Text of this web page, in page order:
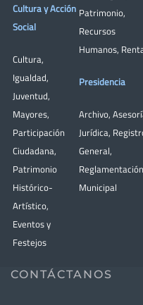
Cultura y Acción
Social
Cultura,
Igualdad,
Juventud,
Mayores,
Participación
Ciudadana,
Patrimonio
Histórico-
Artístico,
Eventos y
Festejos
Patrimonio,
Recursos
Humanos,
Presidencia
Archivo,
Jurídica,
General,
Reglamentación
Municipal
CONTÁCTANOS